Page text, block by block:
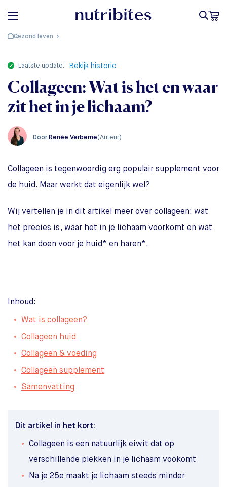
Gezond leven
laatste update: Bekijk historie
Collageen: Wat is het en waar
zit het in je lichaam?
Door: Renée Verberne(Auteur)
Collageen is tegenwoordig erg populair supplement voor
de huid. Maar werkt dat eigenlijk wel?
Wij vertellen je in dit artikel meer over collageen: wat
het precies is, waar het in je lichaam voorkomt en wat
het kan doen voor je huid* en haren*.
Inhoud:
Wat is collageen?
Collageen huid
Collageen & voeding
Collageen supplement
Samenvatting
Dit artikel in het kort:
Collageen is een natuurlijk eiwit dat op
verschillende plekken in je lichaam vookomt
Na je 25e maakt je lichaam steeds minder